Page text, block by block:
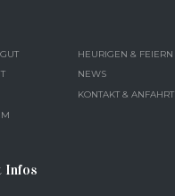
HEURIGEN & FEIERN
NEWS
KONTAKT & ANFAHRT
Infos